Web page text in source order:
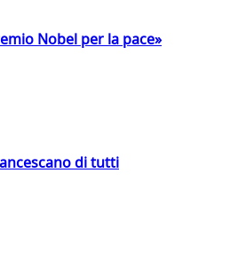
Nobel per la pace»
di tutti